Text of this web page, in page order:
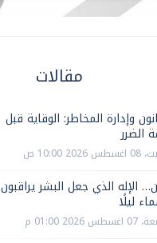
مقالات
وإدارة المخاطر: الوقاية قبل
الضرر
10:00 ص
الإله الذي جعل البشر يراقبون
ليلًا
2026 01:00 م